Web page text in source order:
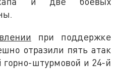
при поддержке
отразили пять атак
штурмовой и 24-й